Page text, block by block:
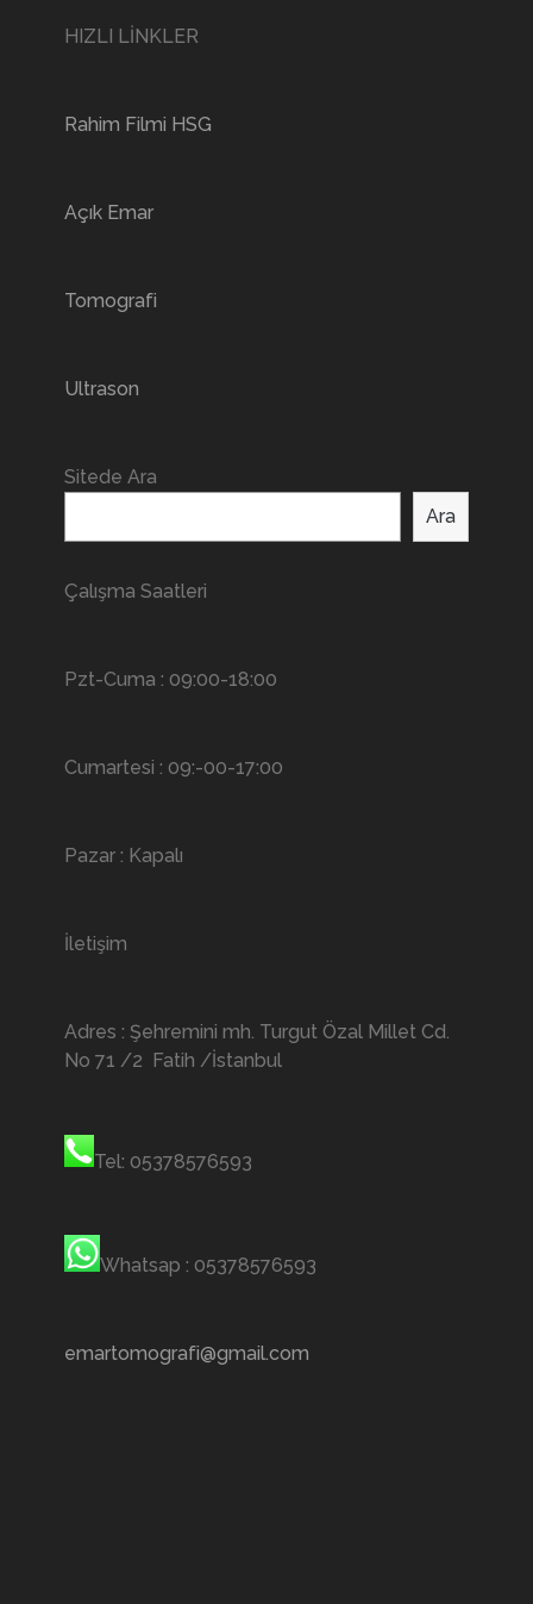
HIZLI LİNKLER
Rahim Filmi HSG
Açık Emar
Tomografi
Ultrason
Sitede Ara
Ara
Çalışma Saatleri
Pzt-Cuma : 09:00-18:00
Cumartesi : 09:-00-17:00
Pazar : Kapalı
İletişim
Adres : Şehremini mh. Turgut Özal Millet Cd.
No 71 /2 Fatih /İstanbul
Tel: 05378576593
Whatsap : 05378576593
emartomografi@gmail.com